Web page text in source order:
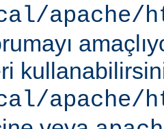
apache/
apache/